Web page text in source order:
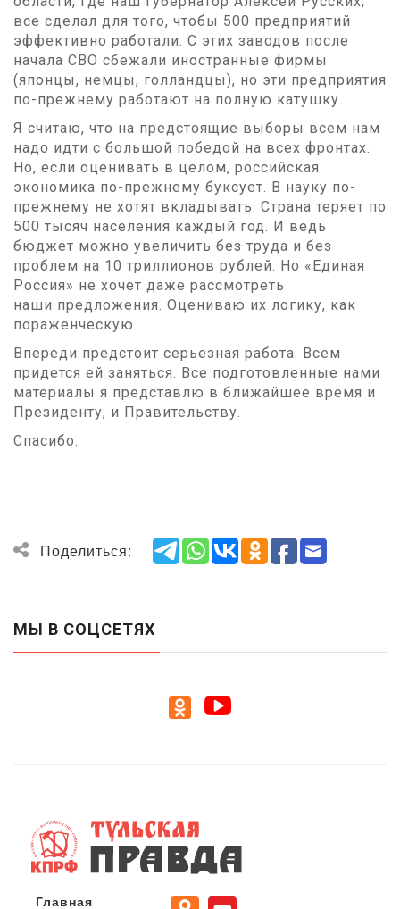
все сделал для того, чтобы 500 предприятий
эффективно работали. С этих заводов после
начала СВО сбежали иностранные фирмы
(японцы, немцы, голландцы), но эти предприятия
по-прежнему работают на полную катушку.
Я считаю, что на предстоящие выборы всем нам
надо идти с большой победой на всех фронтах.
Но, если оценивать в целом, российская
экономика по-прежнему буксует. В науку по-
прежнему не хотят вкладывать. Страна теряет по
500 тысяч населения каждый год. И ведь
бюджет можно увеличить без труда и без
проблем на 10 триллионов рублей. Но «Единая
Россия» не хочет даже рассмотреть
наши предложения. Оцениваю их логику, как
пораженческую.
Впереди предстоит серьезная работа. Всем
придется ей заняться. Все подготовленные нами
материалы я представлю в ближайшее время и
Президенту, и Правительству.
Спасибо.
Поделиться:
МЫ В СОЦСЕТЯХ
Главная